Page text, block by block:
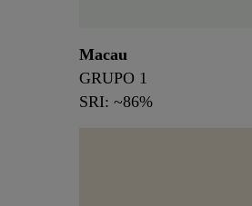
Macau
GRUPO 1
SRI: ~86%